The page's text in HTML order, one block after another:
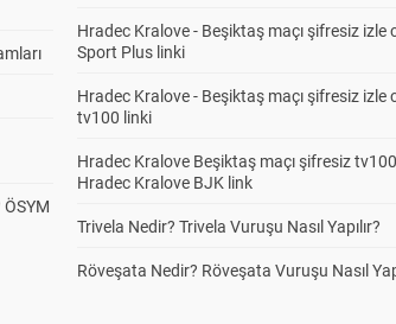
Hradec Kralove - Beşiktaş maçı şifresiz izle
Sport Plus linki
Hradec Kralove - Beşiktaş maçı şifresiz izle
tv100 linki
Hradec Kralove Beşiktaş maçı şifresiz
Hradec Kralove BJK link
Trivela Nedir? Trivela Vuruşu Nasıl Yapılır?
Röveşata Nedir? Röveşata Vuruşu Nasıl